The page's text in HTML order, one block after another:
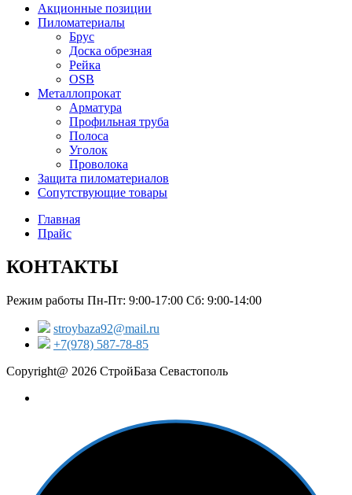
Акционные позиции
Пиломатериалы
Брус
Доска обрезная
Рейка
OSB
Металлопрокат
Арматура
Профильная труба
Полоса
Уголок
Проволока
Защита пиломатериалов
Сопутствующие товары
Главная
Прайс
КОНТАКТЫ
Режим работы Пн-Пт: 9:00-17:00 Сб: 9:00-14:00
stroybaza92@mail.ru
+7(978) 587-78-85
Copyright@ 2026 СтройБаза Севастополь